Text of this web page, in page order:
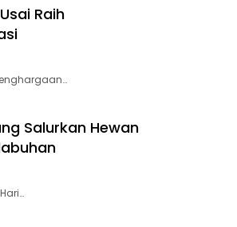
Raih
Salurkan Hewan